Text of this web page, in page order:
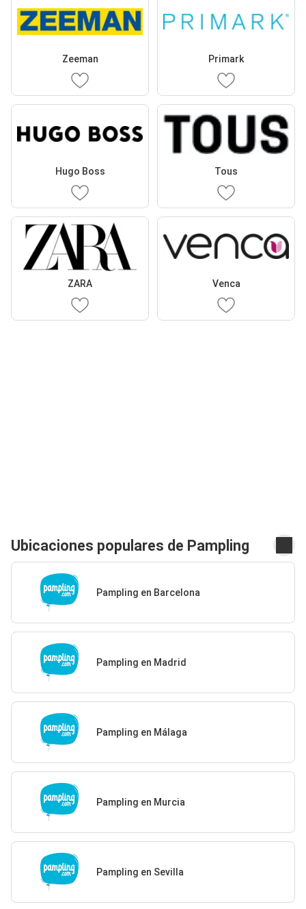
Zeeman Primark
Hugo Boss Tous
ZARA Venca
Ubicaciones populares de Pampling
Pampling en Barcelona
Pampling en Madrid
Pampling en Málaga
Pampling en Murcia
Pampling en Sevilla